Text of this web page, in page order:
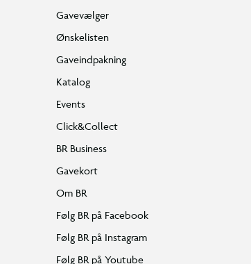
Gavevælger
Ønskelisten
Gaveindpakning
Katalog
Events
Click&Collect
BR Business
Gavekort
Om BR
Følg BR på Facebook
Følg BR på Instagram
Følg BR på Youtube